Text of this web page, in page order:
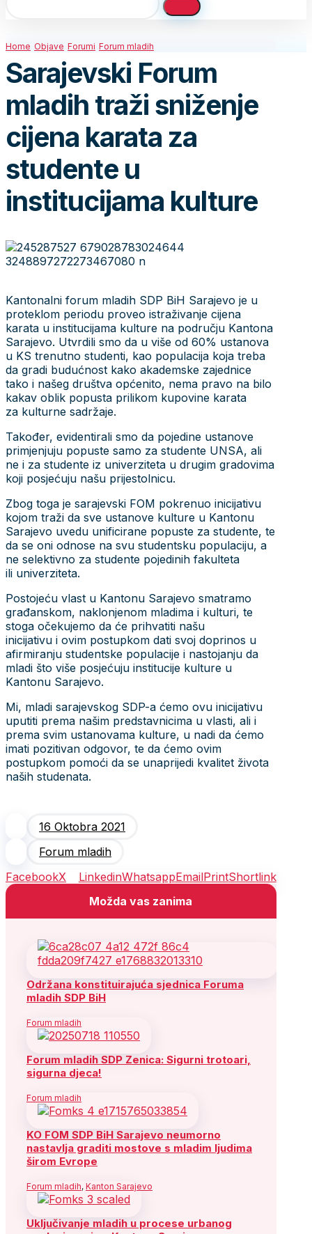
Home Objave Forumi Forum mladih
Sarajevski Forum
mladih traži sniženje
cijena karata za
studente u
institucijama kulture
Kantonalni forum mladih SDP BiH Sarajevo je u
proteklom periodu proveo istraživanje cijena
karata u institucijama kulture na području Kantona
Sarajevo. Utvrdili smo da u više od 60% ustanova
u KS trenutno studenti, kao populacija koja treba
da gradi budućnost kako akademske zajednice
tako i našeg društva općenito, nema pravo na bilo
kakav oblik popusta prilikom kupovine karata
za kulturne sadržaje.
Također, evidentirali smo da pojedine ustanove
primjenjuju popuste samo za studente UNSA, ali
ne i za studente iz univerziteta u drugim gradovima
koji posjećuju našu prijestolnicu.
Zbog toga je sarajevski FOM pokrenuo inicijativu
kojom traži da sve ustanove kulture u Kantonu
Sarajevo uvedu unificirane popuste za studente, te
da se oni odnose na svu studentsku populaciju, a
ne selektivno za studente pojedinih fakulteta
ili univerziteta.
Postojeću vlast u Kantonu Sarajevo smatramo
građanskom, naklonjenom mladima i kulturi, te
stoga očekujemo da će prihvatiti našu
inicijativu i ovim postupkom dati svoj doprinos u
afirmiranju studentske populacije i nastojanju da
mladi što više posjećuju institucije kulture u
Kantonu Sarajevo.
Mi, mladi sarajevskog SDP-a ćemo ovu inicijativu
uputiti prema našim predstavnicima u vlasti, ali i
prema svim ustanovama kulture, u nadi da ćemo
imati pozitivan odgovor, te da ćemo ovim
postupkom pomoći da se unaprijedi kvalitet života
naših studenata.
16 Oktobra 2021
Forum mladih
FacebookX LinkedinWhatsappEmailPrintShortlink
Možda vas zanima
Održana konstituirajuća sjednica Foruma
mladih SDP BiH
Forum mladih
Forum mladih SDP Zenica: Sigurni trotoari,
sigurna djeca!
Forum mladih
KO FOM SDP BiH Sarajevo neumorno
nastavlja graditi mostove s mladim ljudima
širom Evrope
Forum mladih, Kanton Sarajevo
Uključivanje mladih u procese urbanog